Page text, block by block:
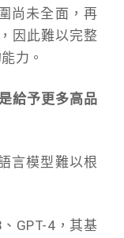
尚未全面，再
因此難以完整
力。
給予更多高品
言模型難以根
GPT-4，其基